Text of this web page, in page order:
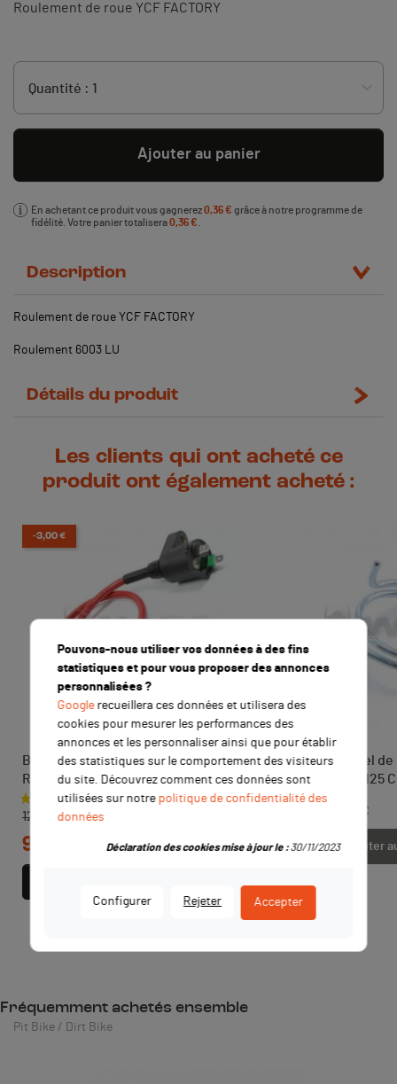
Roulement de roue YCF FACTORY
Ajouter au panier
En achetant ce produit vous gagnerez0,36 € grâce à notre programme de
fidélité. Votre panier totalisera0,36 €
Description
Roulement de roue YCF FACTORY
Roulement 6003 LU
Détails du produit
Les clients qui ont acheté ce
produit ont également acheté :
-3,00 €
Bobine d'allumage haute tension
Racing ROUGE
Prix de base
12,90 €
Prix
9,90 € TTC
Ressort rappel
d'embrayage 125
Prix
3,70 € TTC
Ajouter
Fréquemment achetés ensemble
Pit Bike / Dirt Bike
Pouvons-nous utiliser vos données à des fins
statistiques et pour vous proposer des annonces
personnalisées ?
Googlerecueillera ces données et utilisera des
cookies pour mesurer les performances des
annonces et les personnaliser ainsi que pour établir
des statistiques sur le comportement des visiteurs
du site. Découvrez comment ces données sont
utilisées sur notre politique de confidentialité des
données
Configurer Rejeter Accepter
Déclaration des cookies mise à jour le :30/11/2023